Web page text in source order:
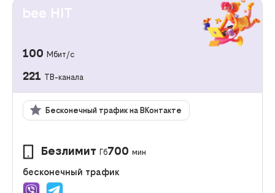
bee HIT
100 Мбит/с
221 ТВ-канала
Бесконечный трафик на ВКонтакте
Безлимит Гб700 мин
бесконечный трафик